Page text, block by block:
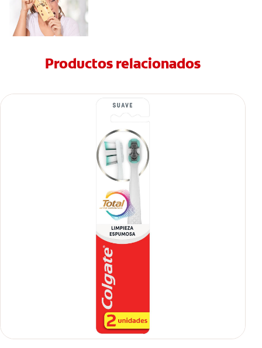
Productos relacionados